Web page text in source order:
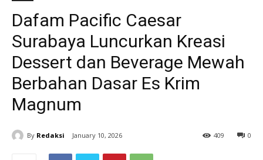
Dafam Pacific Caesar
Surabaya Luncurkan Kreasi
Dessert dan Beverage Mewah
Berbahan Dasar Es Krim
Magnum
By Redaksi January 10, 2026 0
409